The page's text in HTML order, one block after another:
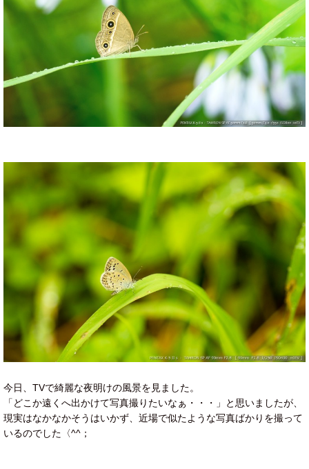
今日、TVで綺麗な夜明けの風景を見ました。
「どこか遠くへ出かけて写真撮りたいなぁ・・・」と思いましたが、
現実はなかなかそうはいかず、近場で似たような写真ばかりを撮って
いるのでした〈^^；